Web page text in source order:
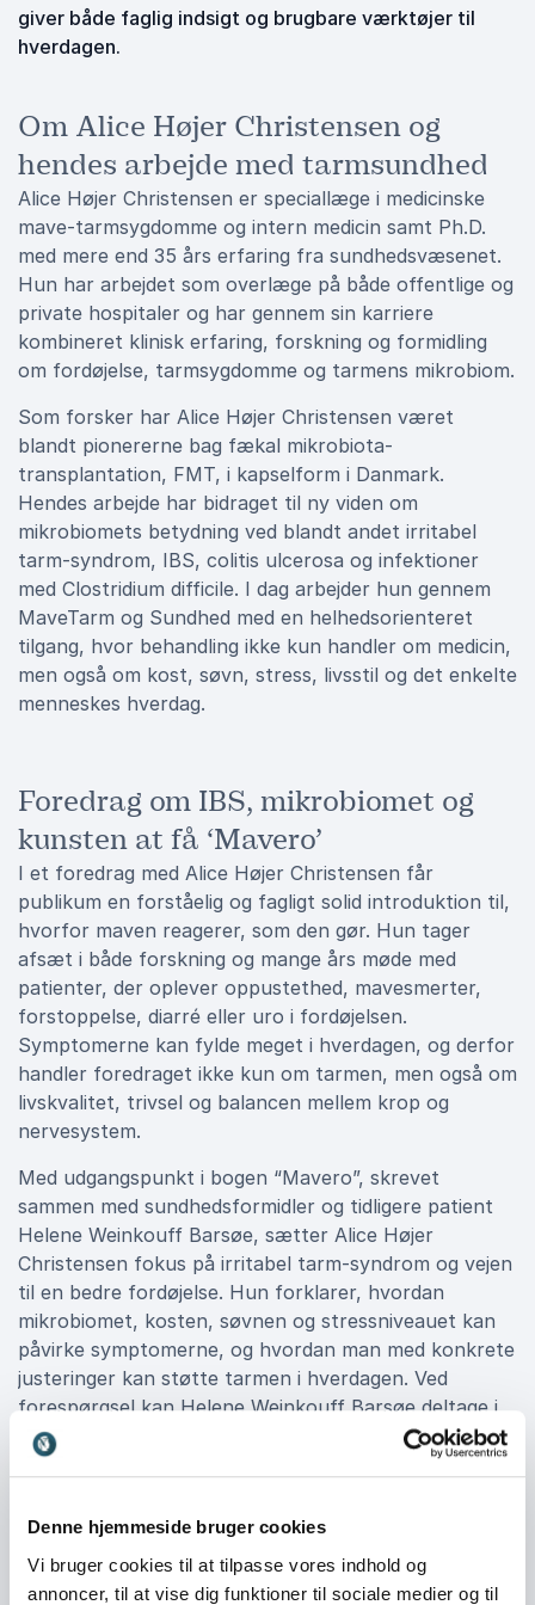
Denne hjemmeside bruger cookies
Vi bruger cookies til at tilpasse vores indhold og
annoncer, til at vise dig funktioner til sociale medier og til
giver både faglig indsigt og brugbare værktøjer til
hverdagen.
Om Alice Højer Christensen og
hendes arbejde med tarmsundhed
Alice Højer Christensen er speciallæge i medicinske
mave-tarmsygdomme og intern medicin samt Ph.D.
med mere end 35 års erfaring fra sundhedsvæsenet.
Hun har arbejdet som overlæge på både offentlige og
private hospitaler og har gennem sin karriere
kombineret klinisk erfaring, forskning og formidling
om fordøjelse, tarmsygdomme og tarmens mikrobiom.
Som forsker har Alice Højer Christensen været
blandt pionererne bag fækal mikrobiota-
transplantation, FMT, i kapselform i Danmark.
Hendes arbejde har bidraget til ny viden om
mikrobiomets betydning ved blandt andet irritabel
tarm-syndrom, IBS, colitis ulcerosa og infektioner
med Clostridium difficile. I dag arbejder hun gennem
MaveTarm og Sundhed med en helhedsorienteret
tilgang, hvor behandling ikke kun handler om medicin,
men også om kost, søvn, stress, livsstil og det enkelte
menneskes hverdag.
Foredrag om IBS, mikrobiomet og
kunsten at få ‘Mavero’
I et foredrag med Alice Højer Christensen får
publikum en forståelig og fagligt solid introduktion til,
hvorfor maven reagerer, som den gør. Hun tager
afsæt i både forskning og mange års møde med
patienter, der oplever oppustethed, mavesmerter,
forstoppelse, diarré eller uro i fordøjelsen.
Symptomerne kan fylde meget i hverdagen, og derfor
handler foredraget ikke kun om tarmen, men også om
livskvalitet, trivsel og balancen mellem krop og
nervesystem.
Med udgangspunkt i bogen “Mavero”, skrevet
sammen med sundhedsformidler og tidligere patient
Helene Weinkouff Barsøe, sætter Alice Højer
Christensen fokus på irritabel tarm-syndrom og vejen
til en bedre fordøjelse. Hun forklarer, hvordan
mikrobiomet, kosten, søvnen og stressniveauet kan
påvirke symptomerne, og hvordan man med konkrete
justeringer kan støtte tarmen i hverdagen. Ved
forespørgsel kan Helene Weinkouff Barsøe deltage i
foredraget og bidrage med patientperspektivet.
Fra forskning til konkrete råd i
hverdagen